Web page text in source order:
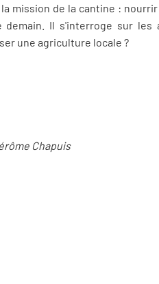
mission de la cantine :
Il s'interroge sur les
une agriculture locale ?
Chapuis